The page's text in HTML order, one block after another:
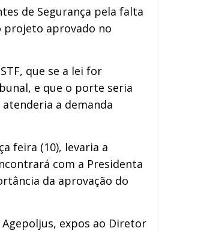
de Segurança pela falta
projeto aprovado no
que se a lei for
e que o porte seria
a demanda
feira (10), levaria a
com a Presidenta
da aprovação do
expos ao Diretor